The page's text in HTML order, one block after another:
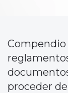
proceder